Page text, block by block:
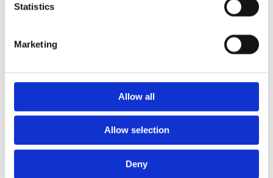
Statistics
Marketing
Allow all
Allow selection
Deny
Euroflex hörnprofil - olika
Grässkyddsmattor
Platsgjuten gummiasfalt
Konstgräs